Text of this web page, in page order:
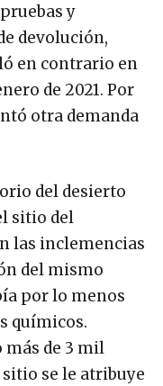
y
devolución,
en contrario en
de 2021. Por
otra demanda
del desierto
sitio del
las inclemencias
del mismo
por lo menos
químicos.
de 3 mil
se le atribuye